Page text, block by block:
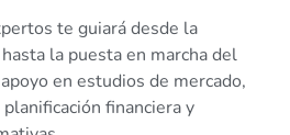
te guiará desde la
la puesta en marcha del
en estudios de mercado,
financiera y